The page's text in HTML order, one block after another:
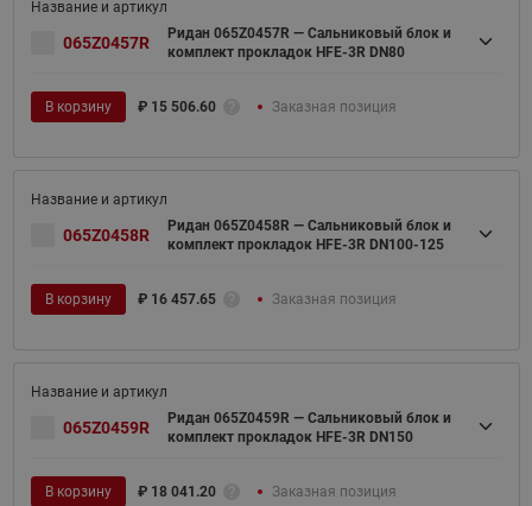
065Z0457R
Ридан 065Z0457R — Сальниковый блок и
комплект прокладок HFE-3R DN80
В корзину ₽ 15 506.60 Заказная позиция
065Z0458R
Ридан 065Z0458R — Сальниковый блок и
комплект прокладок HFE-3R DN100-125
В корзину ₽ 16 457.65 Заказная позиция
065Z0459R
Ридан 065Z0459R — Сальниковый блок и
комплект прокладок HFE-3R DN150
В корзину ₽ 18 041.20 Заказная позиция